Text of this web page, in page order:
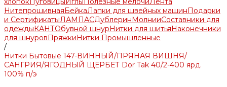
НитепрошивнаяБейкаЛапки для швейных машинПодарки
и СертификатыЛАМПАСДублеринМолнииСоставники для
одеждыКАНТОбувной шнурНитки для шитьяНаконечники
для шнуровПряжкиНитки Промышленные
/
Нитки Бытовые 147-ВИННЫЙ/ПРЯНАЯ ВИШНЯ/
САНГРИЯ/ЯГОДНЫЙ ЩЕРБЕТ Dor Tak 40/2-400 ярд.
100% п/э